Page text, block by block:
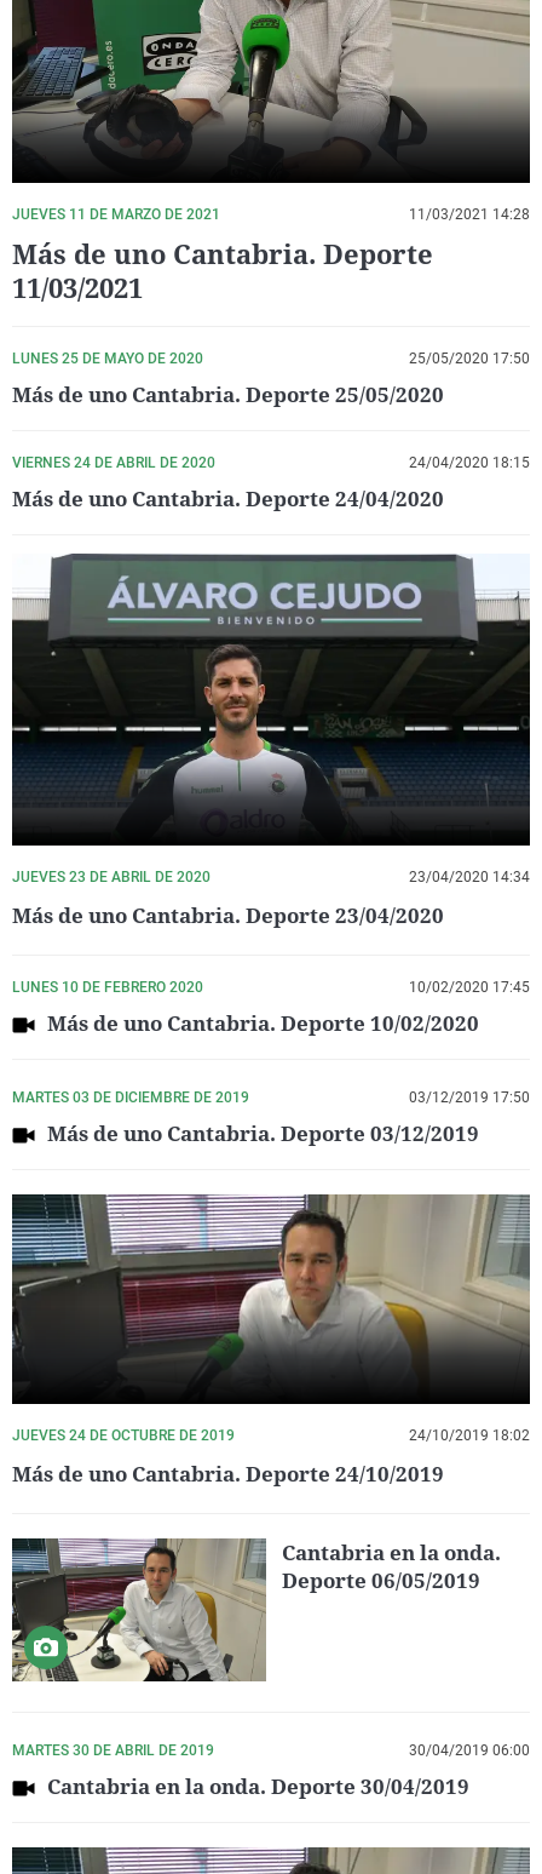
La rosa de los vientos
Gente viajera
Como el perro y el
Caso
Retornados
Equipo de
Operación Viuda
Extremadura
Galicia
La Rioja
Navarra
País Vasco
Virales
Televisión
Elecciones
JUEVES 11 DE MARZO DE 2021 11/03/2021 14:28
Más de uno Cantabria. Deporte
11/03/2021
LUNES 25 DE MAYO DE 2020 25/05/2020 17:50
Más de uno Cantabria. Deporte 25/05/2020
VIERNES 24 DE ABRIL DE 2020 24/04/2020 18:15
Más de uno Cantabria. Deporte 24/04/2020
JUEVES 23 DE ABRIL DE 2020 23/04/2020 14:34
Más de uno Cantabria. Deporte 23/04/2020
LUNES 10 DE FEBRERO 2020 10/02/2020 17:45
Más de uno Cantabria. Deporte 10/02/2020
MARTES 03 DE DICIEMBRE DE 2019 03/12/2019 17:50
Más de uno Cantabria. Deporte 03/12/2019
JUEVES 24 DE OCTUBRE DE 2019 24/10/2019 18:02
Más de uno Cantabria. Deporte 24/10/2019
Cantabria en la onda.
Deporte 06/05/2019
MARTES 30 DE ABRIL DE 2019 30/04/2019 06:00
Cantabria en la onda. Deporte 30/04/2019